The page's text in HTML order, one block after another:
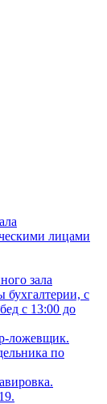
лицами
зала
бухгалтерии, с
с 13:00 до
ложевщик.
по